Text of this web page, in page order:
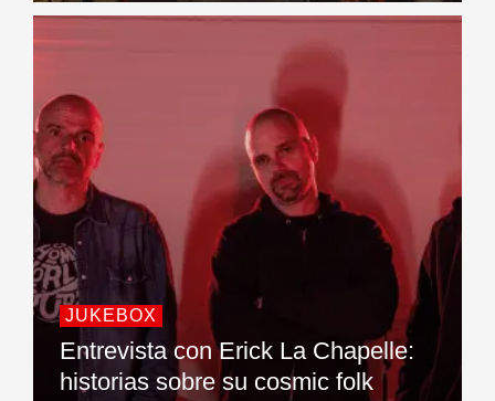
JUKEBOX
Entrevista con Erick La Chapelle:
historias sobre su cosmic folk